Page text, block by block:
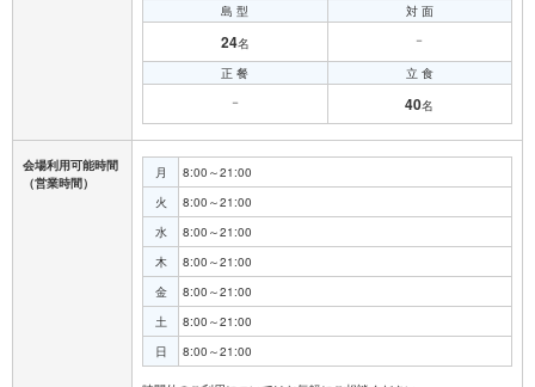
島 型
24名
対 面
－
正 餐
－
立 食
40名
会場利用可能時間
（営業時間）
月
8:00～21:00
火
8:00～21:00
水
8:00～21:00
木
8:00～21:00
金
8:00～21:00
土
8:00～21:00
日
8:00～21:00